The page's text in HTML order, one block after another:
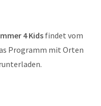
4 Kids findet vom
Programm mit Orten